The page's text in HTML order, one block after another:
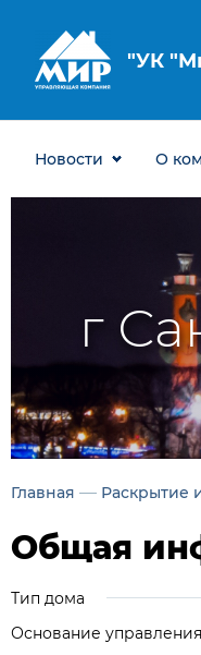
ООО
Новости О
г
Главная — Раскрытие
Общая
Тип дома
Основание управления